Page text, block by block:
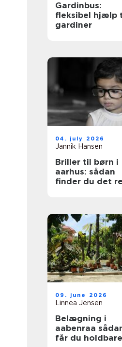
Gardinbus:
fleksibel hjælp
gardiner
04. july 2026
Jannik Hansen
Briller til børn i
aarhus: sådan
finder du det
09. june 2026
Linnea Jensen
Belægning i
aabenraa sådan
får du holdbare